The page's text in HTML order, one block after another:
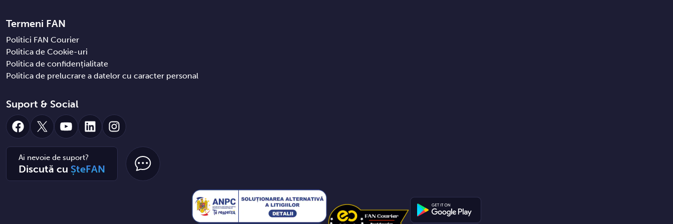
Termeni FAN
Politici FAN Courier
Politica de Cookie-uri
Politica de confidențialitate
Politica de prelucrare a datelor cu caracter personal
Suport & Social
Facebook
X YouTube
LinkedInInstagram
Ai nevoie de suport?
Discută cu ȘteFAN